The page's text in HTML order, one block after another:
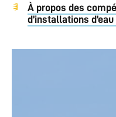
À propos des
d’installations